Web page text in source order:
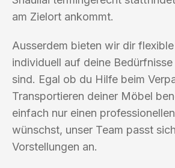
am Zielort ankommt.
Ausserdem bieten wir dir
individuell auf deine
sind. Egal ob du Hilfe beim
Transportieren deiner Möbel
einfach nur einen
wünschst, unser Team passt
Vorstellungen an.